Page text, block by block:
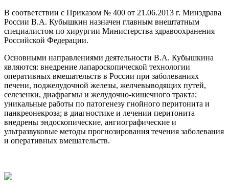
В соответствии с Приказом № 400 от 21.06.2013 г. Минздрава
России В.А. Кубышкин назначен главным внештатным
специалистом по хирургии Министерства здравоохранения
Российской Федерации.
Основными направлениями деятельности В.А. Кубышкина
являются: внедрение лапароскопической технологии
оперативных вмешательств в России при заболеваниях
печени, поджелудочной железы, желчевыводящих путей,
селезенки, диафрагмы и желудочно-кишечного тракта;
уникальные работы по патогенезу гнойного перитонита и
панкреонекроза; в диагностике и лечении перитонита
внедрены эндоскопические, ангиографические и
ультразвуковые методы прогнозирования течения заболевания
и оперативных вмешательств.